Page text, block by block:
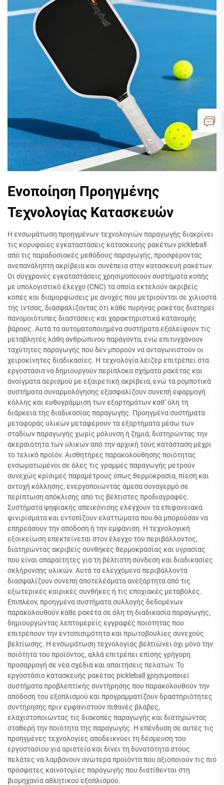
Ενοποίηση Προηγμένης
Τεχνολογίας Κατασκευών
Η ενσωμάτωση προηγμένων τεχνολογιών παραγωγής διακρίνει
τις κορυφαίες εγκαταστάσεις κατασκευής ρακέτων pickleball
από τις παραδοσιακές μεθόδους παραγωγής, προσφέροντας
ανεπανάληπτη ακρίβεια και συνέπεια στην κατασκευή ρακέτων.
Οι σύγχρονες εγκαταστάσεις χρησιμοποιούν συστήματα κοπής
με υπολογιστικό έλεγχο (CNC) τα οποία εκτελούν ακριβείς
κοπές και διαμορφώσεις με ανοχές που μετριούνται σε χιλιοστά
της ίντσας, διασφαλίζοντας ότι κάθε πυρήνας ρακέτας διατηρεί
πανομοιότυπες διαστάσεις και χαρακτηριστικά κατανομής
βάρους. Αυτά τα αυτοματοποιημένα συστήματα εξαλείφουν τις
μεταβλητές λάθη ανθρώπινου παράγοντα, ενώ επιτυγχάνουν
ταχύτητες παραγωγής που δεν μπορούν να ανταγωνιστούν οι
χειροκίνητες διαδικασίες. Η τεχνολογία λέιζερ επιτρέπει στα
εργοστάσια να δημιουργούν περίπλοκα σχήματα ρακέτας και
ανοίγματα αερισμού με εξαιρετική ακρίβεια, ενώ τα ρομποτικά
συστήματα συναρμολόγησης εξασφαλίζουν συνεπή εφαρμογή
κόλλης και ευθυγράμμιση των εξαρτημάτων καθ’ όλη τη
διάρκεια της διαδικασίας παραγωγής. Προηγμένα συστήματα
μεταφοράς υλικών μεταφέρουν τα εξαρτήματα μέσω των
σταδίων παραγωγής χωρίς μόλυνση ή ζημιά, διατηρώντας την
ακεραιότητα των υλικών από την αρχική τους κατάσταση μέχρι
το τελικό προϊόν. Αισθητήρες παρακολούθησης ποιότητας
ενσωματωμένοι σε όλες τις γραμμές παραγωγής μετρούν
συνεχώς κρίσιμες παραμέτρους όπως θερμοκρασία, πίεση και
αντοχή κόλλησης, ενεργοποιώντας άμεσα συναγερμό σε
περίπτωση απόκλισης από τις βέλτιστες προδιαγραφές.
Συστήματα ψηφιακής απεικόνισης ελέγχουν τα επιφανειακά
φινιρίσματα και εντοπίζουν ελαττώματα που θα μπορούσαν να
επηρεάσουν την απόδοση ή την εμφάνιση. Η τεχνολογική
εξοικείωση επεκτείνεται στον έλεγχο του περιβάλλοντος,
διατηρώντας ακριβείς συνθήκες θερμοκρασίας και υγρασίας
που είναι απαραίτητες για τη βέλτιστη σύνδεση και διαδικασίες
σκλήρυνσης υλικών. Αυτά τα ελεγχόμενα περιβάλλοντα
διασφαλίζουν συνεπή αποτελέσματα ανεξάρτητα από τις
εξωτερικές καιρικές συνθήκες ή τις εποχιακές μεταβολές.
Επιπλέον, προηγμένα συστήματα συλλογής δεδομένων
παρακολουθούν κάθε ρακέτα σε όλη τη διαδικασία παραγωγής,
δημιουργώντας λεπτομερείς εγγραφές ποιότητας που
επιτρέπουν την εντοπισιμότητα και πρωτοβουλίες συνεχούς
βελτίωσης. Η ενσωμάτωση τεχνολογίας βελτιώνει όχι μόνο την
ποιότητα του προϊόντος, αλλά επιτρέπει επίσης γρήγορη
προσαρμογή σε νέα σχέδια και απαιτήσεις πελατών. Το
εργοστάσιο κατασκευής ρακέτας pickleball χρησιμοποιεί
συστήματα προβλεπτικής συντήρησης που παρακολουθούν την
απόδοση του εξοπλισμού και προγραμματίζουν δραστηριότητες
συντήρησης πριν εμφανιστούν πιθανές βλάβες,
ελαχιστοποιώντας τις διακοπές παραγωγής και διατηρώντας
σταθερή την ποιότητα της παραγωγής. Η επένδυση σε αυτές τις
προηγμένες τεχνολογίες αποδεικνύει τη δέσμευση του
εργοστασίου για αριστεία και δίνει τη δυνατότητα στους
πελάτες να λαμβάνουν ανώτερα προϊόντα που αξιοποιούν τις πιο
πρόσφατες καινοτομίες παραγωγής που διατίθενται στη
βιομηχανία αθλητικού εξοπλισμού.